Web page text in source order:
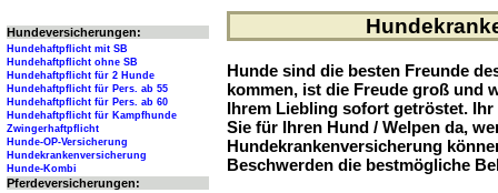
Hunde sind die besten Freunde
kommen, ist die Freude groß und
Ihrem Liebling sofort getröstet.
Sie für Ihren Hund / Welpen da,
Hundekrankenversicherung
Beschwerden die bestmögliche
Hundeversicherungen:
Hundehaftpflicht mit SB
Hundehaftpflicht ohne SB
Hundehaftpflicht für 2 Hunde
Hundehaftpflicht für Pers. ab 55
Hundehaftpflicht für Pers. ab 60
Hundehaftpflicht für Kampfhunde
Zwingerhaftpflicht
Hunde-OP-Versicherung
Hundekrankenversicherung
Hunde-Kombi
Pferdeversicherungen: